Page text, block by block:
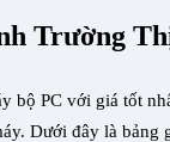
Trường
bộ PC với giá tốt
Dưới đây là